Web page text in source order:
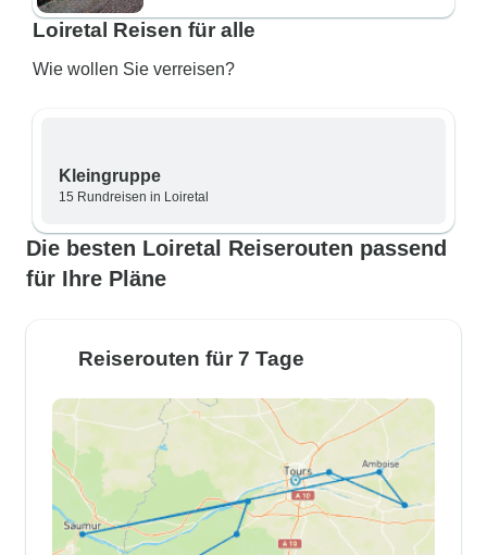
Loiretal Reisen für alle
Wie wollen Sie verreisen?
Kleingruppe
15 Rundreisen in Loiretal
Die besten Loiretal Reiserouten passend
für Ihre Pläne
Reiserouten für 7 Tage